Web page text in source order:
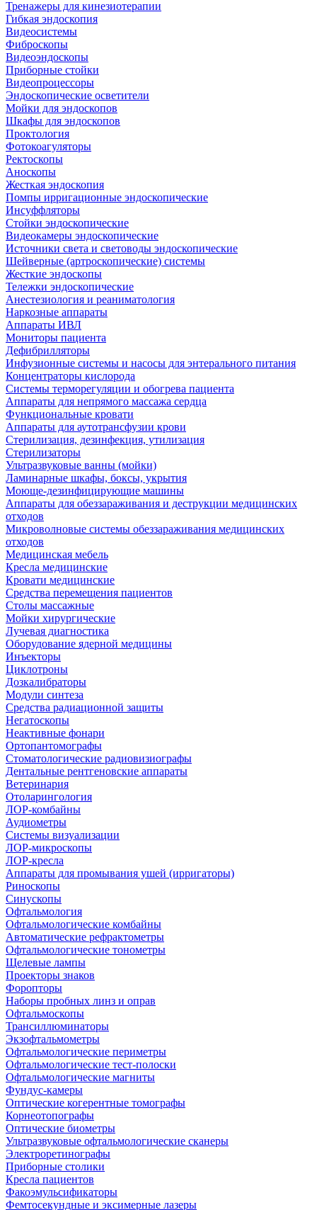
Тренажеры для кинезиотерапии
Гибкая эндоскопия
Видеосистемы
Фиброскопы
Видеоэндоскопы
Приборные стойки
Видеопроцессоры
Эндоскопические осветители
Мойки для эндоскопов
Шкафы для эндоскопов
Проктология
Фотокоагуляторы
Ректоскопы
Аноскопы
Жесткая эндоскопия
Помпы ирригационные эндоскопические
Инсуффляторы
Стойки эндоскопические
Видеокамеры эндоскопические
Источники света и световоды эндоскопические
Шейверные (артроскопические) системы
Жесткие эндоскопы
Тележки эндоскопические
Анестезиология и реаниматология
Наркозные аппараты
Аппараты ИВЛ
Мониторы пациента
Дефибрилляторы
Инфузионные системы и насосы для энтерального питания
Концентраторы кислорода
Системы терморегуляции и обогрева пациента
Аппараты для непрямого массажа сердца
Функциональные кровати
Аппараты для аутотрансфузии крови
Стерилизация, дезинфекция, утилизация
Стерилизаторы
Ультразвуковые ванны (мойки)
Ламинарные шкафы, боксы, укрытия
Моюще-дезинфицирующие машины
Аппараты для обеззараживания и деструкции медицинских
отходов
Микроволновые системы обеззараживания медицинских
отходов
Медицинская мебель
Кресла медицинские
Кровати медицинские
Средства перемещения пациентов
Столы массажные
Мойки хирургические
Лучевая диагностика
Оборудование ядерной медицины
Инъекторы
Циклотроны
Дозкалибраторы
Модули синтеза
Средства радиационной защиты
Негатоскопы
Неактивные фонари
Ортопантомографы
Стоматологические радиовизиографы
Дентальные рентгеновские аппараты
Ветеринария
Отоларингология
ЛОР-комбайны
Аудиометры
Системы визуализации
ЛОР-микроскопы
ЛОР-кресла
Аппараты для промывания ушей (ирригаторы)
Риноскопы
Синускопы
Офтальмология
Офтальмологические комбайны
Автоматические рефрактометры
Офтальмологические тонометры
Щелевые лампы
Проекторы знаков
Форопторы
Наборы пробных линз и оправ
Офтальмоскопы
Трансиллюминаторы
Экзофтальмометры
Офтальмологические периметры
Офтальмологические тест-полоски
Офтальмологические магниты
Фундус-камеры
Оптические когерентные томографы
Корнеотопографы
Оптические биометры
Ультразвуковые офтальмологические сканеры
Электроретинографы
Приборные столики
Кресла пациентов
Факоэмульсификаторы
Фемтосекундные и эксимерные лазеры